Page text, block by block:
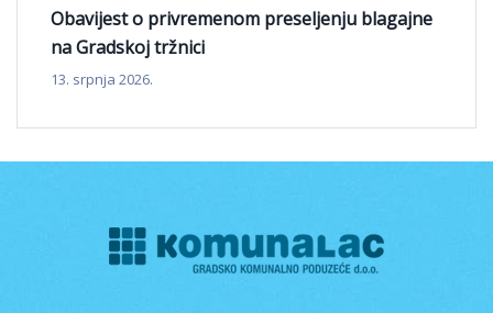
Obavijest o privremenom preseljenju blagajne
na Gradskoj tržnici
13. srpnja 2026.